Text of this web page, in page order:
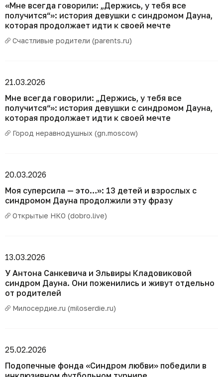
«Мне всегда говорили: „Держись, у тебя все
получится“»: история девушки с синдромом Дауна,
которая продолжает идти к своей мечте
Счастливые родители (parents.ru)
Мне всегда говорили: „Держись, у тебя все
получится“»: история девушки с синдромом Дауна,
которая продолжает идти к своей мечте
Город неравнодушных (gn.moscow)
21.03.2026
Моя суперсила — это…»: 13 детей и взрослых с
синдромом Дауна продолжили эту фразу
Открытые НКО (dobro.live)
20.03.2026
У Антона Санкевича и Эльвиры Кладовиковой
синдром Дауна. Они поженились и живут отдельно
от родителей
Милосердие.ru (miloserdie.ru)
13.03.2026
Подопечные фонда «Синдром любви» победили в
25.02.2026